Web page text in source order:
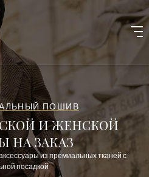
ПОШИВ
И ЖЕНСКОЙ
НА ЗАКАЗ
из премиальных тканей с
посадкой